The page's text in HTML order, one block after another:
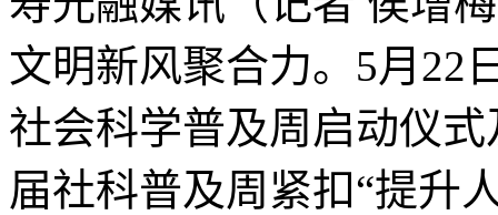
文明新风聚合力。5月22
社会科学普及周启动仪
届社科普及周紧扣“提升